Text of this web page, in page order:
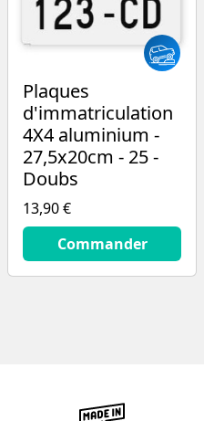
Plaques
d'immatriculation
4X4 aluminium -
27,5x20cm - 25 -
Doubs
13,90 €
13.9
€Commander